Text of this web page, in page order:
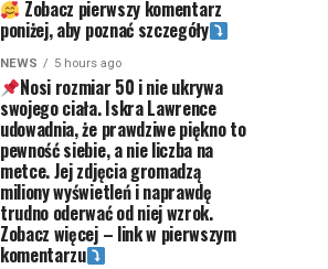
Zobacz pierwszy komentarz
poniżej, aby poznać szczegóły
NEWS 5 hours ago
Nosi rozmiar 50 i nie ukrywa
swojego ciała. Iskra Lawrence
udowadnia, że prawdziwe piękno to
pewność siebie, a nie liczba na
metce. Jej zdjęcia gromadzą
miliony wyświetleń i naprawdę
trudno oderwać od niej wzrok.
Zobacz więcej – link w pierwszym
komentarzu